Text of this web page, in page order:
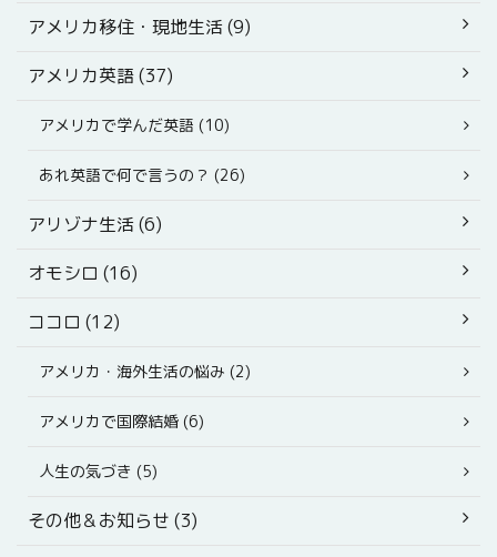
アメリカ移住・現地生活 (9)
アメリカ英語 (37)
アメリカで学んだ英語 (10)
あれ英語で何で言うの？ (26)
アリゾナ生活 (6)
オモシロ (16)
ココロ (12)
アメリカ・海外生活の悩み (2)
アメリカで国際結婚 (6)
人生の気づき (5)
その他＆お知らせ (3)